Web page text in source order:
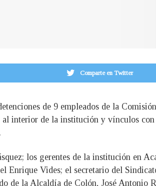
Comparte en Twitter
de 9 empleados de la
al interior de la institución y vínculos
los gerentes de la institución en
Enrique Vides; el secretario del
de la Alcaldía de Colón, José Antonio